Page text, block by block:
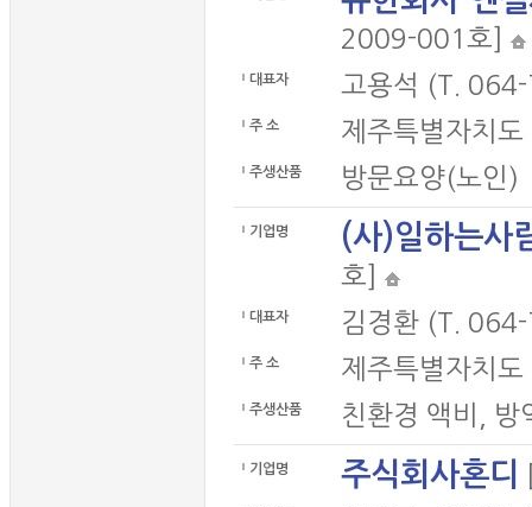
2009-001호]
대표자 고용석 (T.
주 소 제주특별자치
주생산품 방문요양(노인)
기업명 (사)일하는사
호]
대표자 김경환 (T.
주 소 제주특별자치
주생산품 친환경 액비, 방
기업명 주식회사혼디